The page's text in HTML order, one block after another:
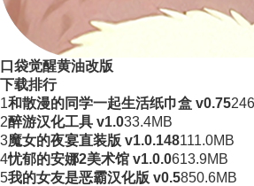
口袋觉醒黄油改版
下载排行
1和散漫的同学一起生活纸巾盒 v0.75
2醉游汉化工具 v1.033.4MB
3魔女的夜宴直装版 v1.0.148111.0MB
4忧郁的安娜2美术馆 v1.0.0613.9MB
5我的女友是恶霸汉化版 v0.5850.6MB